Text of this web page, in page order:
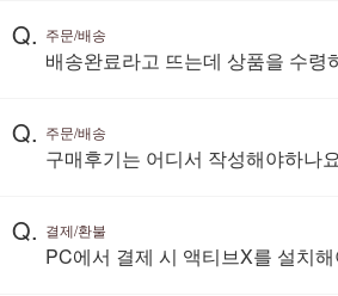
Q. 주문/배송
배송완료라고 뜨는데 상품을 수령
Q. 주문/배송
구매후기는 어디서 작성해야하나
Q. 결제/환불
PC에서 결제 시 액티브X를 설치